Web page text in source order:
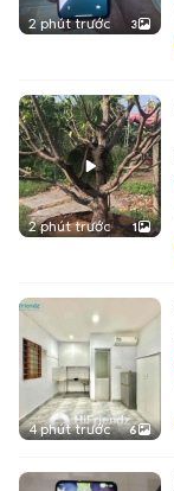
2 phút trước 3
2 phút trước 1
4 phút trước 6